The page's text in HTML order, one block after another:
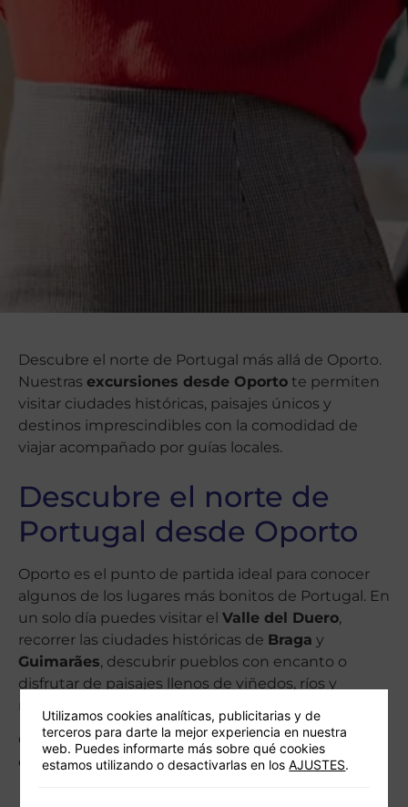
Descubre el norte de Portugal más allá de Oporto.
Nuestras excursiones desde Oporto te permiten
visitar ciudades históricas, paisajes únicos y
destinos imprescindibles con la comodidad de
viajar acompañado por guías locales.
Descubre el norte de
Portugal desde Oporto
Oporto es el punto de partida ideal para conocer
algunos de los lugares más bonitos de Portugal. En
un solo día puedes visitar el Valle del Duero,
recorrer las ciudades históricas de Braga y
Guimarães, descubrir pueblos con encanto o
disfrutar de paisajes llenos de viñedos, ríos y
miradores.
Organizamosexcursiones regularesy privadas para
que elijas la opción que mejor se adapta a tu viaje.
Utilizamos cookies analíticas, publicitarias y de
terceros para darte la mejor experiencia en nuestra
web. Puedes informarte más sobre qué cookies
estamos utilizando o desactivarlas en losAJUSTES.